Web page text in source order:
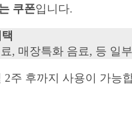
쿠폰입니다.
, 매장특화 음료, 등 일
주 후까지 사용이 가능